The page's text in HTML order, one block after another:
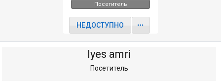
Посетитель
НЕДОСТУПНО
lyes amri
Посетитель